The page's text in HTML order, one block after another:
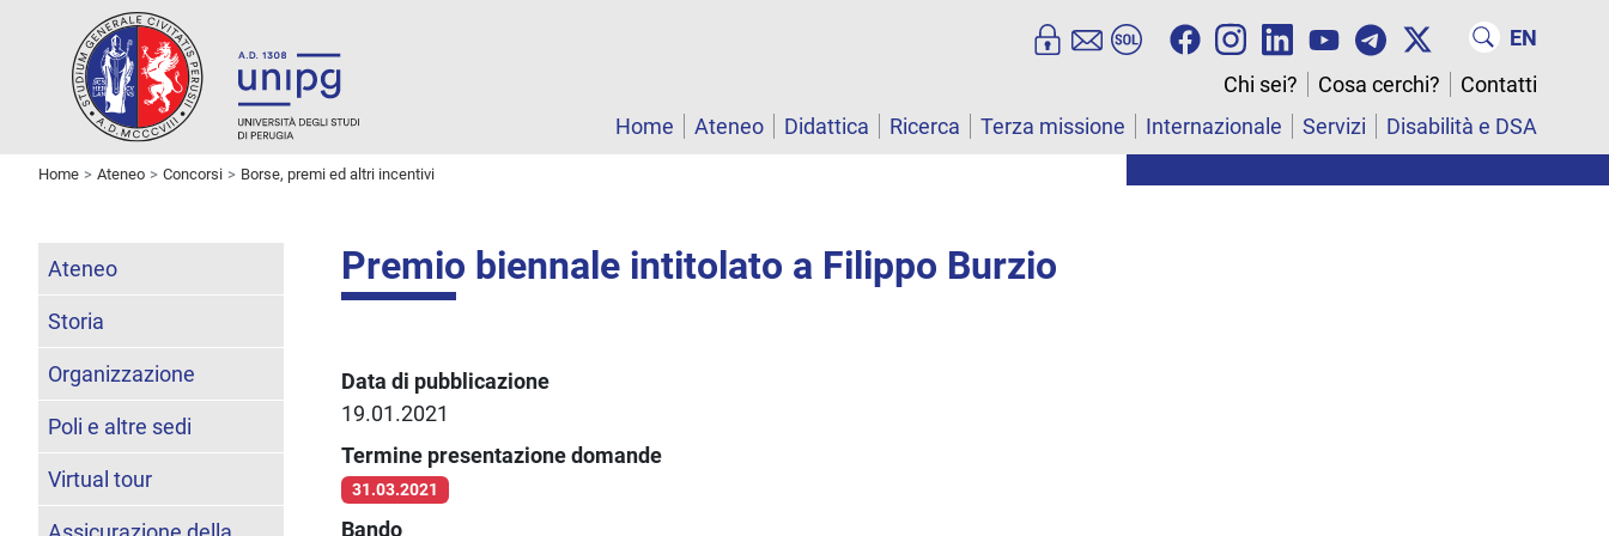
EN
Chi sei?
Cosa cerchi?
Contatti
Home
Ateneo Didattica Ricerca Terza missione Internazionale Servizi Disabilità e DSA
Home Ateneo Concorsi Borse, premi ed altri incentivi
Premio biennale intitolato a Filippo Burzio
Data di pubblicazione
19.01.2021
Termine presentazione domande
31.03.2021
Bando
Ateneo
Storia
Organizzazione
Poli e altre sedi
Virtual tour